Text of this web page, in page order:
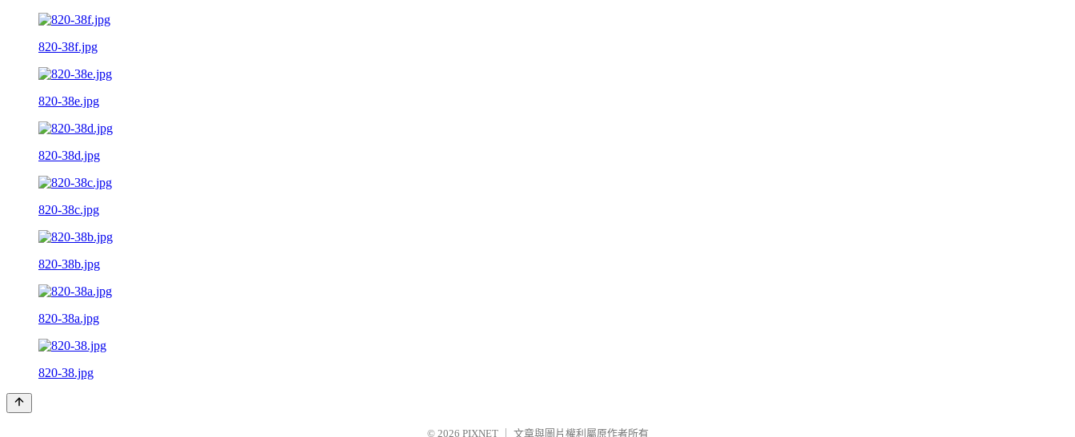
820-38f.jpg
820-38e.jpg
820-38d.jpg
820-38c.jpg
820-38b.jpg
820-38a.jpg
820-38.jpg
© 2026 PIXNET 文章與圖片權利屬原作者所有